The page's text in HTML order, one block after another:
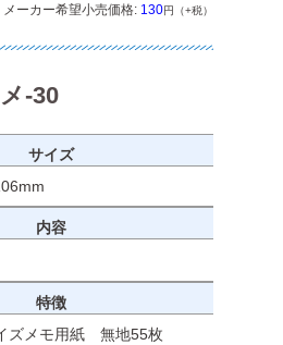
メーカー希望小売価格: 130円（+税）
-30
サイズ
内容
特徴
ズメモ用紙 無地55枚